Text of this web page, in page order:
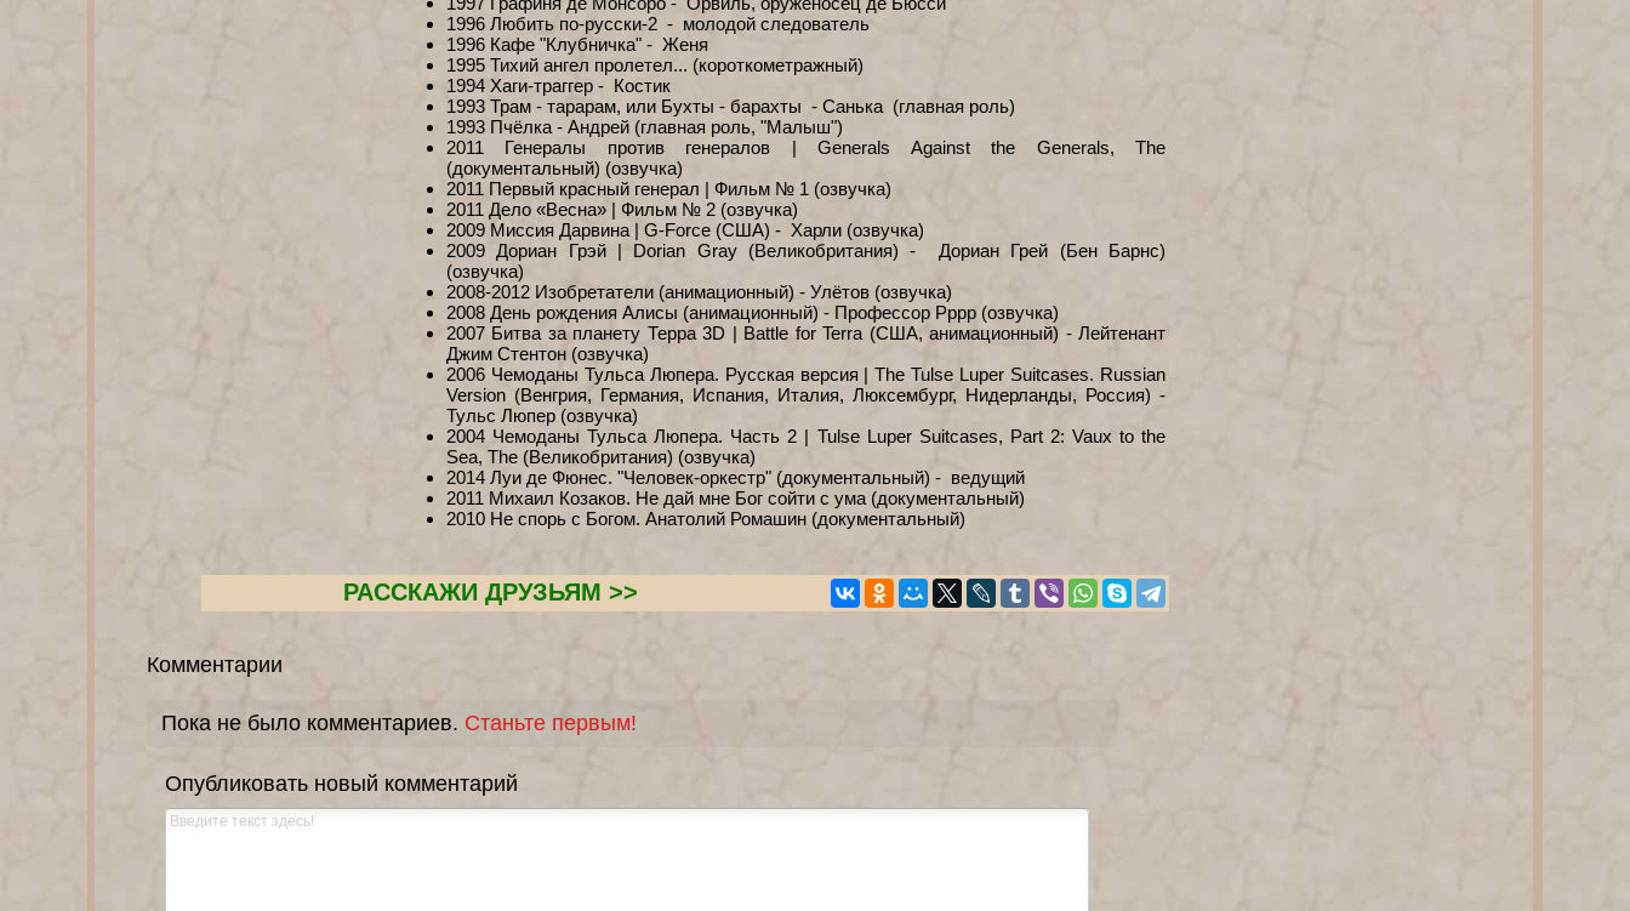
1996 Любить по-русски-2 - молодой следователь
1996 Кафе "Клубничка" - Женя
1995 Тихий ангел пролетел... (короткометражный)
1994 Хаги-траггер - Костик
1993 Трам - тарарам, или Бухты - барахты - Санька (главная роль)
1993 Пчёлка - Андрей (главная роль, "Малыш")
2011 Генералы против генералов | Generals Against the Generals, The
(документальный) (озвучка)
2011 Первый красный генерал | Фильм № 1 (озвучка)
2011 Дело «Весна» | Фильм № 2 (озвучка)
2009 Миссия Дарвина | G-Force (США) - Харли (озвучка)
2009 Дориан Грэй | Dorian Gray (Великобритания) - Дориан Грей (Бен Барнс)
(озвучка)
2008-2012 Изобретатели (анимационный) - Улётов (озвучка)
2008 День рождения Алисы (анимационный) - Профессор Рррр (озвучка)
2007 Битва за планету Терра 3D | Battle for Terra (США, анимационный) - Лейтенант
Джим Стентон (озвучка)
2006 Чемоданы Тульса Люпера. Русская версия | The Tulse Luper Suitcases. Russian
Version (Венгрия, Германия, Испания, Италия, Люксембург, Нидерланды, Россия) -
Тульс Люпер (озвучка)
2004 Чемоданы Тульса Люпера. Часть 2 | Tulse Luper Suitcases, Part 2: Vaux to the
Sea, The (Великобритания) (озвучка)
2014 Луи де Фюнес. "Человек-оркестр" (документальный) - ведущий
2011 Михаил Козаков. Не дай мне Бог сойти с ума (документальный)
2010 Не спорь с Богом. Анатолий Ромашин (документальный)
РАССКАЖИ ДРУЗЬЯМ >>
Комментарии
Пока не было комментариев. Станьте первым!
Опубликовать новый комментарий